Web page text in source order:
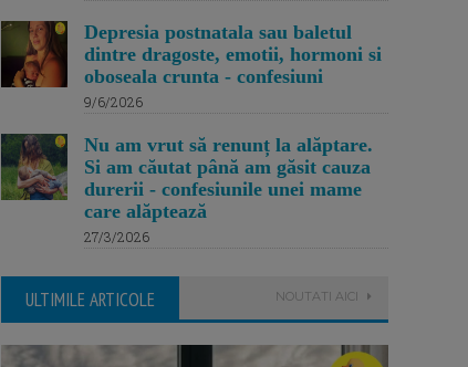
Depresia postnatala sau baletul
dintre dragoste, emotii, hormoni si
oboseala crunta - confesiuni
9/6/2026
Nu am vrut să renunț la alăptare.
Si am căutat până am găsit cauza
durerii - confesiunile unei mame
care alăptează
27/3/2026
ULTIMILE ARTICOLE NOUTATI AICI